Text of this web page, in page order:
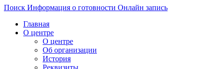
Поиск Информация о готовности Онлайн запись
Главная
О центре
О центре
Об организации
История
Реквизиты